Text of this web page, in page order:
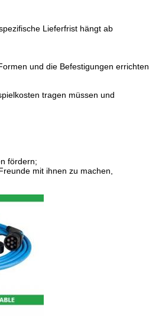
Lieferfrist hängt ab
und die Befestigungen errichten.
tragen müssen und
fördern;
mit ihnen zu machen,